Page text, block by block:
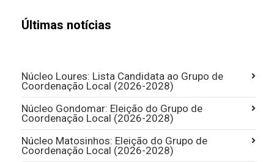
Últimas notícias
Núcleo Loures: Lista Candidata ao Grupo de
Coordenação Local (2026-2028)
Núcleo Gondomar: Eleição do Grupo de
Coordenação Local (2026-2028)
Núcleo Matosinhos: Eleição do Grupo de
Coordenação Local (2026-2028)